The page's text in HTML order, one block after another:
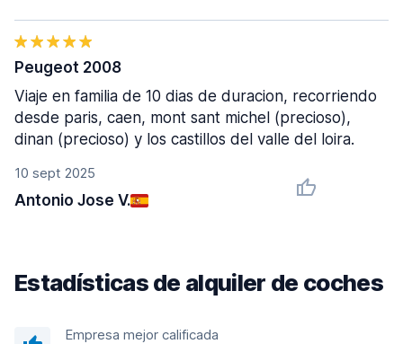
10 sept 2025
Antonio Jose V.
Peugeot 2008
Viaje en familia de 10 dias de duracion, recorriendo
desde paris, caen, mont sant michel (precioso),
dinan (precioso) y los castillos del valle del loira.
Estadísticas de alquiler de coches
Empresa mejor calificada